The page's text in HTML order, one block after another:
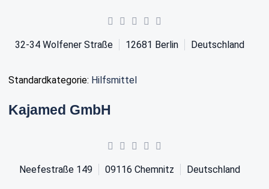
32-34 Wolfener Straße 12681 Berlin Deutschland
Standardkategorie: Hilfsmittel
Kajamed GmbH
Neefestraße 149 09116 Chemnitz Deutschland